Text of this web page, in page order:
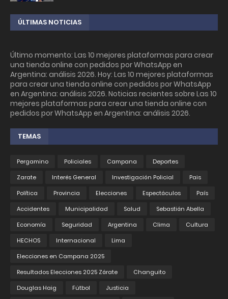
ÚLTIMAS NOTICIAS
Último momento: Las 10 mejores plataformas para crear
una tienda online con pedidos por WhatsApp en
Argentina: análisis 2026. Hoy: Las 10 mejores plataformas
para crear una tienda online con pedidos por WhatsApp
en Argentina: análisis 2026. Noticias recientes sobre Las 10
mejores plataformas para crear una tienda online con
pedidos por WhatsApp en Argentina: análisis 2026.
TEMAS
Pergamino Policiales Campana
Deportes
Zarate
Interés General Investigación Policial
Pais
Política
Provincia Elecciones Espectáculos
País
Accidentes
Municipalidad Salud
Sebastián Abella
Economía
Seguridad Argentina Clima
Cultura
HECHOS
Internacional
Lima
Elecciones en Campana 2025
Resultados Elecciones 2025 Zárate
Changuito
Douglas Haig
Fútbol
Justicia